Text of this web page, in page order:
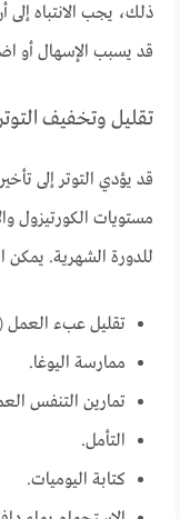
ذلك، يجب الانتباه إلى
قد يسبب الإسهال أو
تقليل وتخفيف
قد يؤدي التوتر إلى
مستويات الكورتيزول
للدورة الشهرية.
تقليل عبء العمل
ممارسة اليوغا.
تمارين التنفس
التأمل.
كتابة اليوميات.